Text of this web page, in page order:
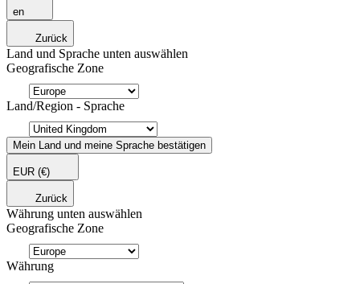
en
Zurück
Land und Sprache unten auswählen
Geografische Zone
Land/Region - Sprache
Mein Land und meine Sprache bestätigen
EUR (€)
Zurück
Währung unten auswählen
Geografische Zone
Währung